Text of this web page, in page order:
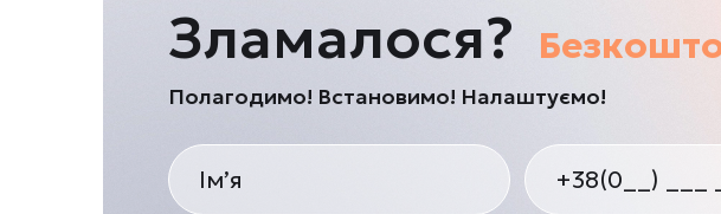
Зламалося?
Полагодимо! Встановимо! Налаштуємо!